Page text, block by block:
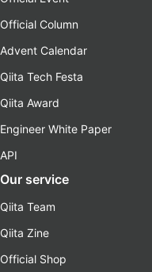
Official Column
Advent Calendar
Qiita Tech Festa
Qiita Award
Engineer White Paper
API
Our service
Qiita Team
Qiita Zine
Official Shop